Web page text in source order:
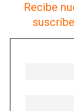
Recibe